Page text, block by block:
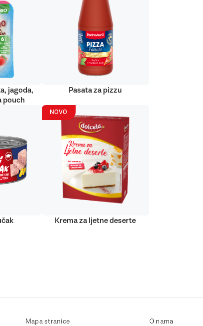
jagoda,
pouch
Pasata za pizzu
NOVO
Krema za ljetne deserte
Mapa stranice O nama